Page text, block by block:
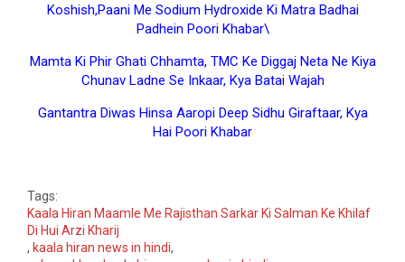
Koshish,Paani Me Sodium Hydroxide Ki Matra Badhai
Padhein Poori Khabar\
Mamta Ki Phir Ghati Chhamta, TMC Ke Diggaj Neta Ne Kiya
Chunav Ladne Se Inkaar, Kya Batai Wajah
Gantantra Diwas Hinsa Aaropi Deep Sidhu Giraftaar, Kya
Hai Poori Khabar
Tags:
Kaala Hiran Maamle Me Rajisthan Sarkar Ki Salman Ke Khilaf
Di Hui Arzi Kharij
, kaala hiran news in hindi,